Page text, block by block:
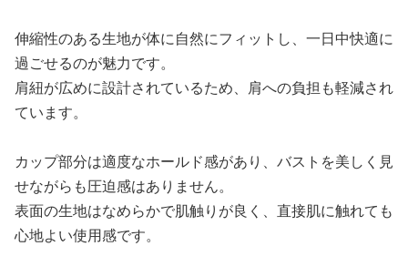
伸縮性のある生地が体に自然にフィットし、一日中快適に
過ごせるのが魅力です。
肩紐が広めに設計されているため、肩への負担も軽減され
ています。
カップ部分は適度なホールド感があり、バストを美しく見
せながらも圧迫感はありません。
表面の生地はなめらかで肌触りが良く、直接肌に触れても
心地よい使用感です。